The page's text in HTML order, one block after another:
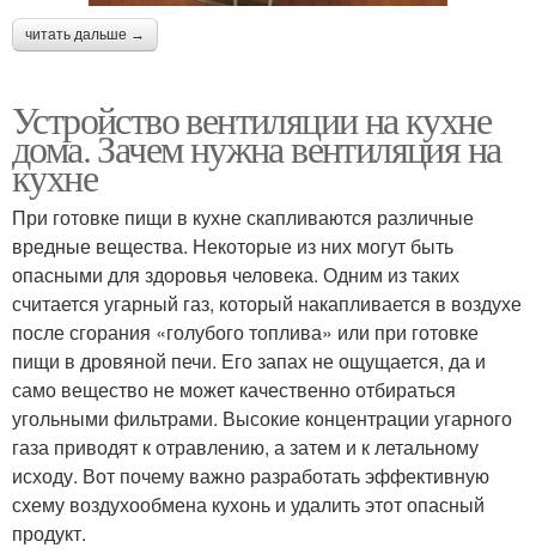
читать дальше →
Устройство вентиляции на кухне
дома. Зачем нужна вентиляция на
кухне
При готовке пищи в кухне скапливаются различные
вредные вещества. Некоторые из них могут быть
опасными для здоровья человека. Одним из таких
считается угарный газ, который накапливается в воздухе
после сгорания «голубого топлива» или при готовке
пищи в дровяной печи. Его запах не ощущается, да и
само вещество не может качественно отбираться
угольными фильтрами. Высокие концентрации угарного
газа приводят к отравлению, а затем и к летальному
исходу. Вот почему важно разработать эффективную
схему воздухообмена кухонь и удалить этот опасный
продукт.